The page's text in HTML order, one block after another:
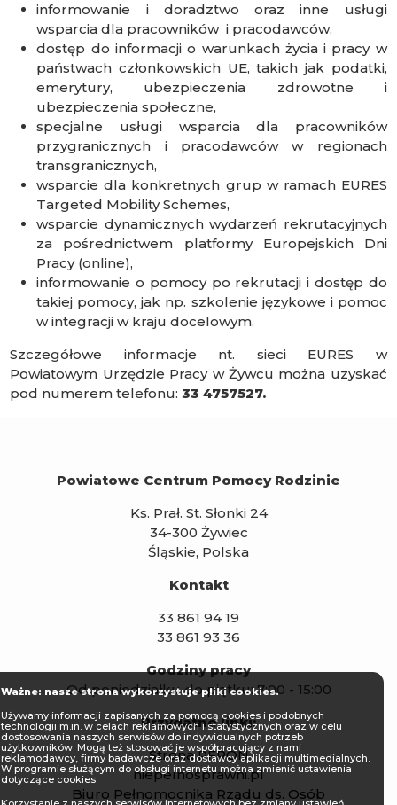
informowanie i doradztwo oraz inne usługi
wsparcia dla pracowników i pracodawców,
dostęp do informacji o warunkach życia i pracy w
państwach członkowskich UE, takich jak podatki,
emerytury, ubezpieczenia zdrowotne i
ubezpieczenia społeczne,
specjalne usługi wsparcia dla pracowników
przygranicznych i pracodawców w regionach
transgranicznych,
wsparcie dla konkretnych grup w ramach EURES
Targeted Mobility Schemes,
wsparcie dynamicznych wydarzeń rekrutacyjnych
za pośrednictwem platformy Europejskich Dni
Pracy (online),
informowanie o pomocy po rekrutacji i dostęp do
takiej pomocy, jak np. szkolenie językowe i pomoc
w integracji w kraju docelowym.
Szczegółowe informacje nt. sieci EURES w
Powiatowym Urzędzie Pracy w Żywcu można uzyskać
pod numerem telefonu:33 4757527.
Powiatowe Centrum Pomocy Rodzinie
Ks. Prał. St. Słonki 24
34-300 Żywiec
Śląskie, Polska
Kontakt
33 861 94 19
33 861 93 36
Godziny pracy
Od poniedziałku do piątku: 7:00 - 15:00
Przydatne linki:
Strona PFRON
niepelnosprawni.pl
Biuro Pełnomocnika Rządu ds. Osób
Ważne: nasze strona wykorzystuje pliki cookies.
Używamy informacji zapisanych za pomocą cookies i podobnych
technologii m.in. w celach reklamowych i statystycznych oraz w celu
dostosowania naszych serwisów do indywidualnych potrzeb
użytkowników. Mogą też stosować je współpracujący z nami
reklamodawcy, firmy badawcze oraz dostawcy aplikacji multimedialnych.
W programie służącym do obsługi internetu można zmienić ustawienia
dotyczące cookies.